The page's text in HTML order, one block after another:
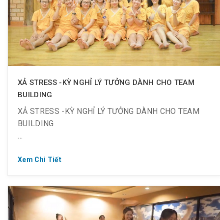
? Đến với Golden Lotus Healing World – Khu nghỉ
dưỡng số 01 Sài Thành:
người
XẢ STRESS -KỲ NGHỈ LÝ TƯỞNG DÀNH CHO TEAM
BUILDING
XẢ STRESS -KỲ NGHỈ LÝ TƯỞNG DÀNH CHO TEAM
BUILDING
? Chọn Golden Lotus, Spa có sức chứa lên đến 1000
người.
Xem Chi Tiết